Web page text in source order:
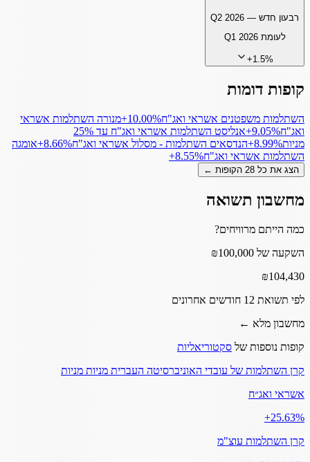
רבעון חדש — Q2 2026
לעומתQ1 2026
+1.5%
קופות דומות
השתלמות משפטנים אשראי ואג"ח‎+10.00%מנורה השתלמות אשראי
ואג"ח‎+9.05%
אנליסט השתלמות אשראי ואג"ח עד 25%
מניות‎+8.99%הנדסאים השתלמות - מסלול אשראי ואג"ח‎+8.66%אומגה
השתלמות אשראי ואג"ח‎+8.55%
הצג את כל 28 הקופות ←
מחשבון תשואה
כמה הייתם מרוויחים?
השקעה של ₪100,000
₪104,430
לפי תשואת 12 חודשים אחרונים
מחשבון מלא ←
קופות נוספות של סקטוריאליות
קרן השתלמות של עובדי האוניברסיטה העברית מניות מניות
אשראי ואג״ח
‎+25.63%
קרן השתלמות עוצ"מ